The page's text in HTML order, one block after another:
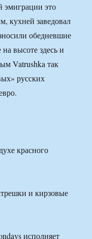
эмиграции это
кухней заведовал
обедневшие
высоте здесь и
Vatrushka так
русских
красного
и кирзовые
исполняет